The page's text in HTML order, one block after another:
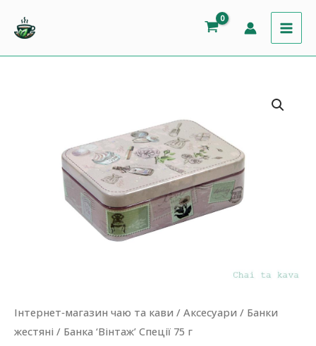
Інтернет‐магазин чаю та кави / Аксесуари / Банки
жестяні / Банка ‘Вінтаж’ Спеції 75 г
Спеції
75
г